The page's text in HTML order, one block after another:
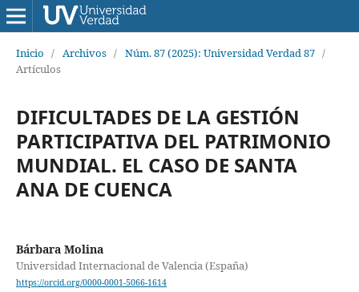
Inicio / Archivos / Núm. 87 (2025): Universidad Verdad 87 /
Artículos
DIFICULTADES DE LA GESTIÓN
PARTICIPATIVA DEL PATRIMONIO
MUNDIAL. EL CASO DE SANTA
ANA DE CUENCA
Bárbara Molina
Universidad Internacional de Valencia (España)
https://orcid.org/0000-0001-5066-1614